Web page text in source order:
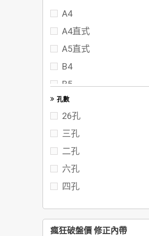
72
75
80
95
102
117
122
142
A4
A4直式
A5直式
B4
B5
FC
孔數
26孔
三孔
二孔
六孔
四孔
瘋狂破盤價 修正內帶